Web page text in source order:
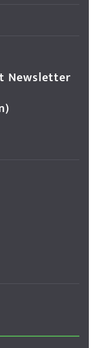
Newsletter